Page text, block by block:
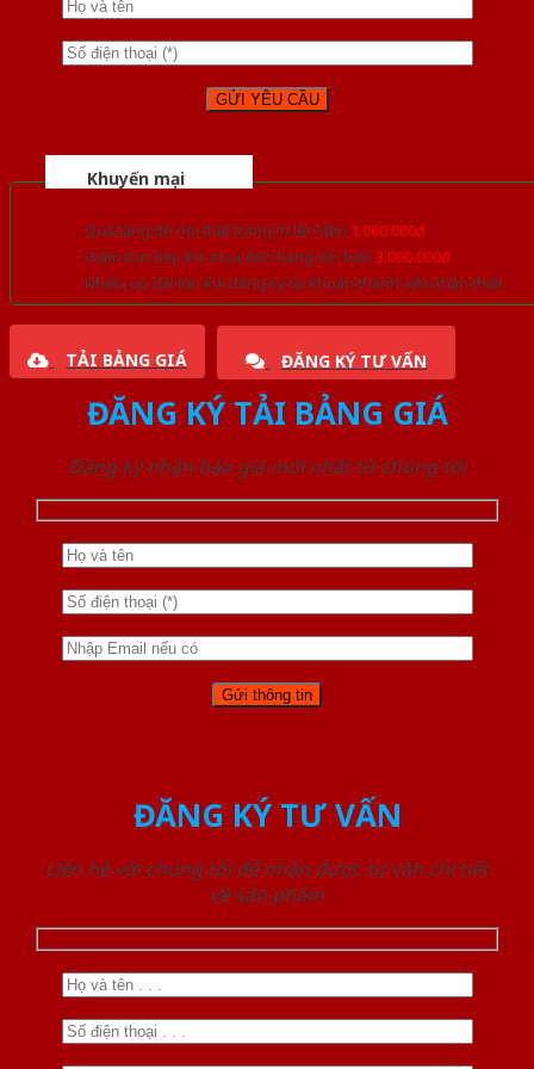
Khuyến mại
Quà tặng đồ nội thất trang trí lên đến 1.000.000đ
Giảm trực tiếp khi mua đơn hàng lớn hơn 3.000.000đ
Nhiều ưu đãi lớn khi đăng ký tài khoản thành viên thân thiết
TẢI BẢNG GIÁ ĐĂNG KÝ TƯ VẤN
ĐĂNG KÝ TẢI BẢNG GIÁ
Đăng ký nhận báo giá mới nhất từ chúng tôi
ĐĂNG KÝ TƯ VẤN
Liên hệ với chúng tôi để nhận được tư vấn chi tiết
về sản phẩm